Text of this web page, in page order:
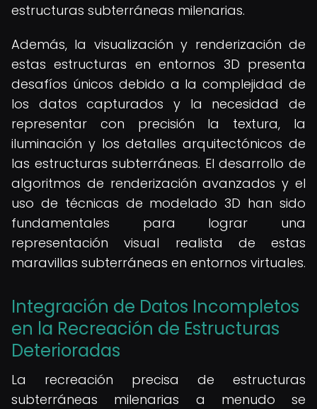
estructuras subterráneas milenarias.
Además, la visualización y renderización de
estas estructuras en entornos 3D presenta
desafíos únicos debido a la complejidad de
los datos capturados y la necesidad de
representar con precisión la textura, la
iluminación y los detalles arquitectónicos de
las estructuras subterráneas. El desarrollo de
algoritmos de renderización avanzados y el
uso de técnicas de modelado 3D han sido
fundamentales para lograr una
representación visual realista de estas
maravillas subterráneas en entornos virtuales.
Integración de Datos Incompletos
en la Recreación de Estructuras
Deterioradas
La recreación precisa de estructuras
subterráneas milenarias a menudo se